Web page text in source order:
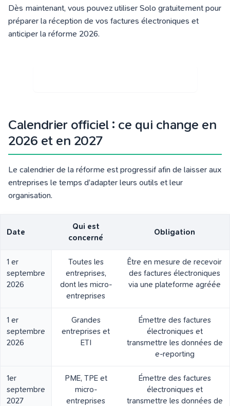
Dès maintenant, vous pouvez utiliser Solo gratuitement pour
préparer la réception de vos factures électroniques et
anticiper la réforme 2026.
Calendrier officiel : ce qui change en
2026 et en 2027
Le calendrier de la réforme est progressif afin de laisser aux
entreprises le temps d’adapter leurs outils et leur
organisation.
Date
Qui est
concerné
Obligation
1 er
septembre
2026
Toutes les
entreprises,
dont les micro-
entreprises
Être en mesure de recevoir
des factures électroniques
via une plateforme agréée
1 er
septembre
2026
Grandes
entreprises et
ETI
Émettre des factures
électroniques et
transmettre les données de
e-reporting
1er
septembre
2027
PME, TPE et
micro-
entreprises
Émettre des factures
électroniques et
transmettre les données de